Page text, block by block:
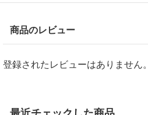
商品のレビュー
登録されたレビューはありません。